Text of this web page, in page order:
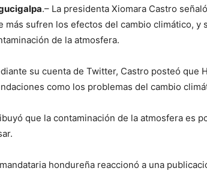
.– La presidenta Xiomara Castro
más sufren los efectos del cambio climático, y
de la atmosfera.
su cuenta de Twitter, Castro posteó que
como los problemas del cambio
que la contaminación de la atmosfera es
hondureña reaccionó a una